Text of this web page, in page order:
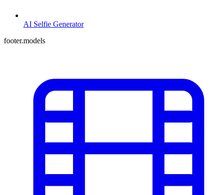
AI Selfie Generator
footer.models